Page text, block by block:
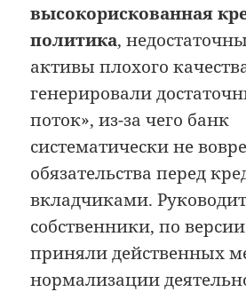
высокорискованная
политика,
активы плохого
генерировали
поток», из-за чего банк
систематически не
обязательства перед
вкладчиками.
собственники, по
приняли действенных
нормализации